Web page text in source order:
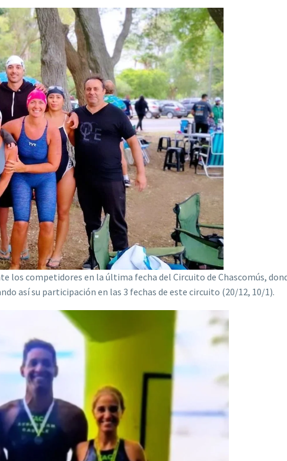
los competidores en la última fecha del Circuito de Chascomús,
así su participación en las 3 fechas de este circuito (20/12, 10/1).